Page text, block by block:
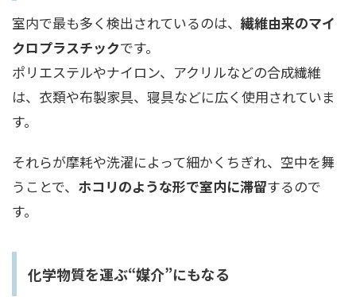
室内で最も多く検出されているのは、 繊維由来のマイ
クロプラスチックです。
ポリエステルやナイロン、アクリルなどの合成繊維
は、衣類や布製家具、寝具などに広く使用されていま
す。
それらが摩耗や洗濯によって細かくちぎれ、空中を舞
うことで、 ホコリのような形で室内に滞留するので
す。
化学物質を運ぶ“媒介”にもなる